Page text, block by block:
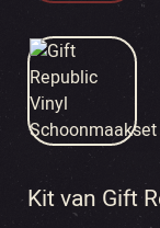
Kit van Gift